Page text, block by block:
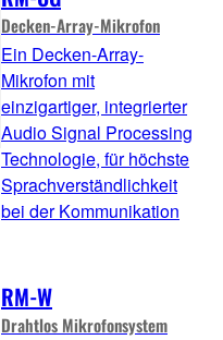
Decken-Array-Mikrofon
Ein Decken-Array-
Mikrofon mit
einzigartiger, integrierter
Audio Signal Processing
Technologie, für höchste
Sprachverständlichkeit
bei der Kommunikation
RM-W
Drahtlos Mikrofonsystem